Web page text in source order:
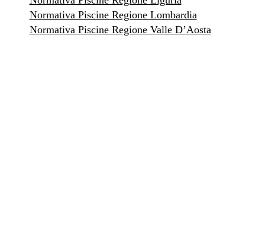
Normativa Piscine Regione Lombardia
Normativa Piscine Regione Valle D’Aosta